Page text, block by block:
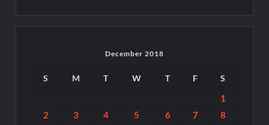
December 2018
S M T W T F S
1
2
3 4 5 6 7 8